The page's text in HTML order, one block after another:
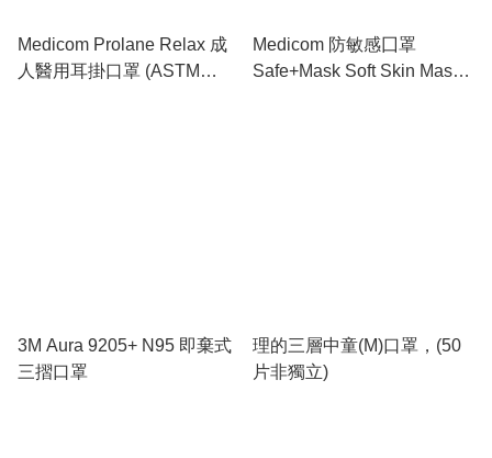
Medicom Prolane Relax 成
人醫用耳掛口罩 (ASTM
Medicom 防敏感囗罩
Safe+Mask Soft Skin Mask
3M Aura 9205+ N95 即棄式
三摺口罩
理的三層中童(M)口罩，(50
片非獨立)